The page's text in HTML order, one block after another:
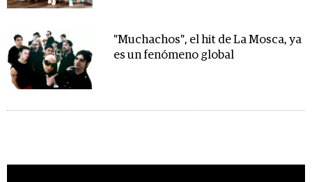
"Muchachos", el hit de La Mosca, ya
es un fenómeno global